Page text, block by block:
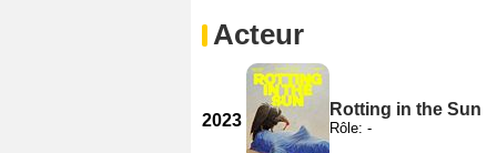
Acteur
2023
Rotting in the Sun
Rôle: -